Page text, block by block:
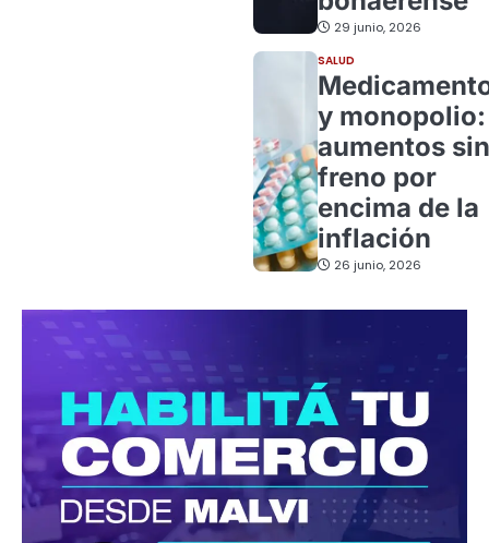
29 junio, 2026
SALUD
y monopolio:
aumentos sin
freno por
encima de la
inflación
26 junio, 2026